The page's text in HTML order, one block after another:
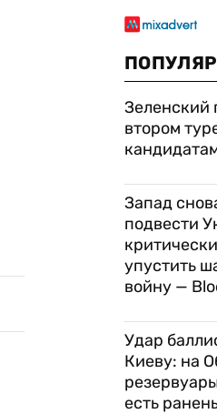
Зеленский
втором
Запад
подвести
упустить
войну —
Удар
Киеву: на
есть